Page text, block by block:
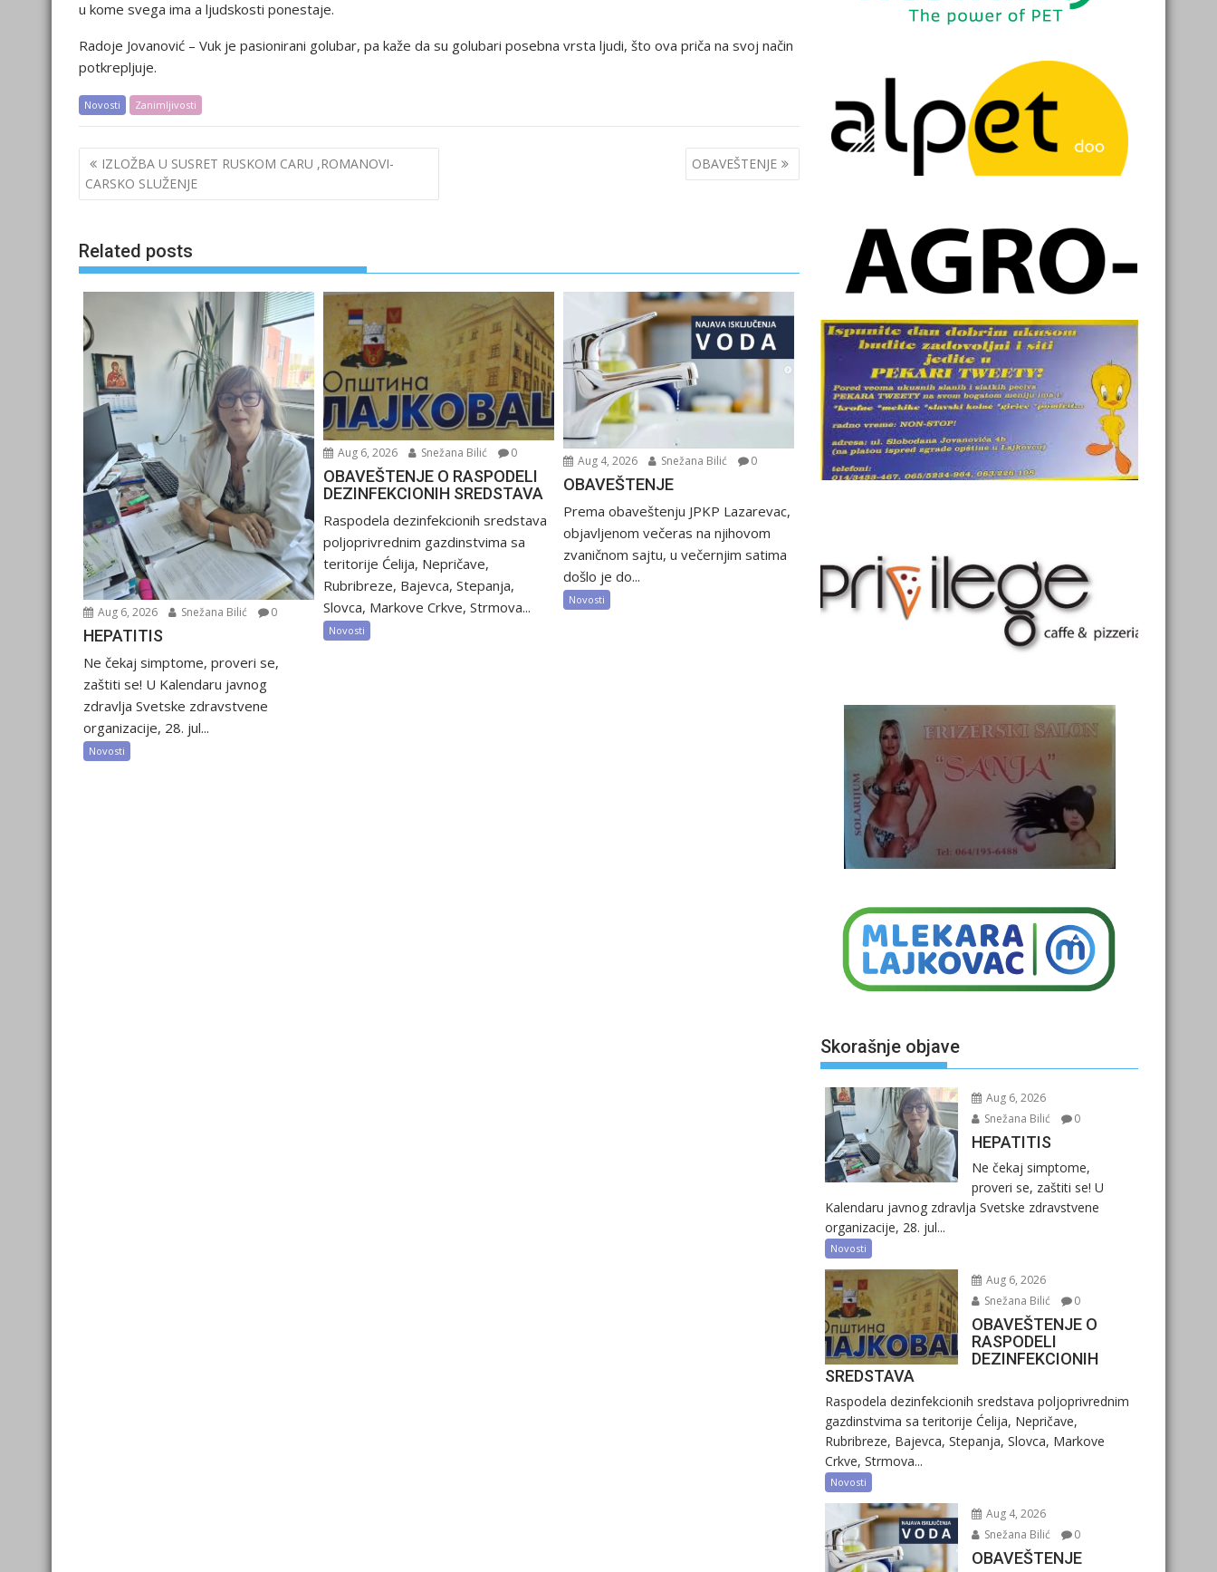
u kome svega ima a ljudskosti ponestaje.
Radoje Jovanović – Vuk je pasionirani golubar, pa kaže da su golubari posebna vrsta ljudi, što ova priča na svoj način
potkrepljuje.
Novosti Zanimljivosti
Post
navigation
IZLOŽBA U SUSRET RUSKOM CARU ,ROMANOVI-
CARSKO SLUŽENJE
OBAVEŠTENJE
Related posts
Aug 6, 2026 Snežana Bilić 0
HEPATITIS
Ne čekaj simptome, proveri se,
zaštiti se! U Kalendaru javnog
zdravlja Svetske zdravstvene
organizacije, 28. jul...
Novosti
Aug 6, 2026 Snežana Bilić 0
OBAVEŠTENJE O RASPODELI
DEZINFEKCIONIH SREDSTAVA
Raspodela dezinfekcionih sredstava
poljoprivrednim gazdinstvima sa
teritorije Ćelija, Nepričave,
Rubribreze, Bajevca, Stepanja,
Slovca, Markove Crkve, Strmova...
Novosti
Aug 4, 2026 Snežana Bilić 0
OBAVEŠTENJE
Prema obaveštenju JPKP Lazarevac,
objavljenom večeras na njihovom
zvaničnom sajtu, u večernjim satima
došlo je do...
Novosti
Skorašnje objave
Aug 6, 2026
Snežana Bilić
0
HEPATITIS
Ne čekaj simptome,
proveri se, zaštiti se! U
Kalendaru javnog zdravlja Svetske zdravstvene
organizacije, 28. jul...
Novosti
Aug 6, 2026
Snežana Bilić
0
OBAVEŠTENJE O
RASPODELI
DEZINFEKCIONIH
SREDSTAVA
Raspodela dezinfekcionih sredstava poljoprivrednim
gazdinstvima sa teritorije Ćelija, Nepričave,
Rubribreze, Bajevca, Stepanja, Slovca, Markove
Crkve, Strmova...
Novosti
Aug 4, 2026
Snežana Bilić
0
OBAVEŠTENJE